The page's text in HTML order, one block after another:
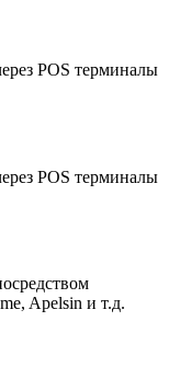
POS терминалы
POS терминалы
Apelsin и т.д.